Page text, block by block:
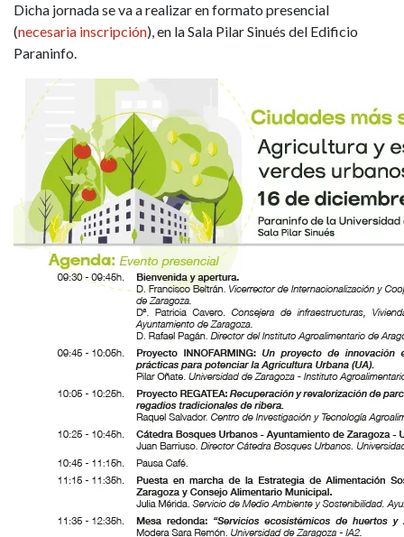
Dicha jornada se va a realizar en formato presencial
(necesaria inscripción), en la Sala Pilar Sinués del Edificio
Paraninfo.